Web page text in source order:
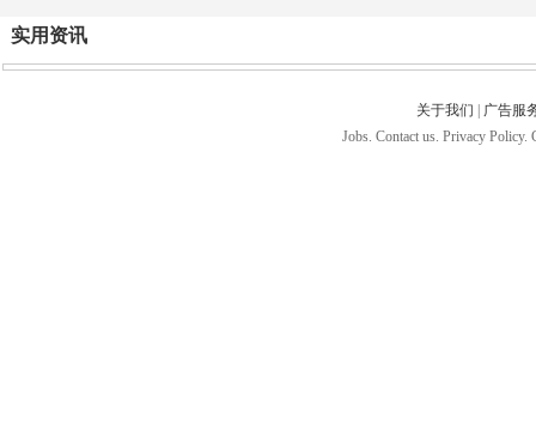
实用资讯
关于我们
广告服
Jobs. Contact us. Privacy